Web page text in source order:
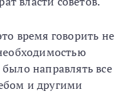
время говорить не
направлять все
и другими